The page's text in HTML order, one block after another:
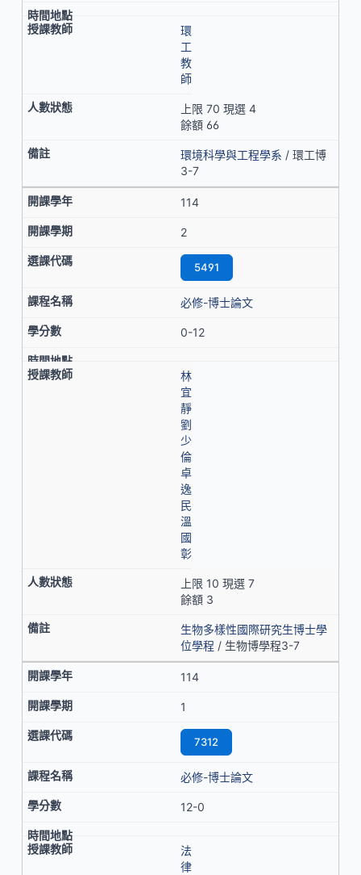
環
工
教
師
上限 70 現選 4
餘額 66
環境科學與工程學系 / 環工博
3-7
114
2
5491
必修-博士論文
0-12
林
宜
靜
劉
少
倫
卓
逸
民
溫
國
彰
上限 10 現選 7
餘額 3
生物多樣性國際研究生博士學
位學程 / 生物博學程3-7
114
1
7312
必修-博士論文
12-0
法
律